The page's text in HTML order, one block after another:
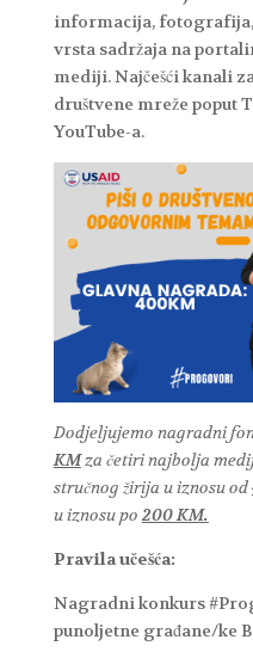
informacija,
vrsta sadržaja na
mediji. Najčešći kanali
društvene mreže poput
YouTube-a.
Dodjeljujemo nagradni
KMza četiri najbolja
stručnog žirija u iznosu od
u iznosu po200 KM.
Pravila učešća:
Nagradni konkurs
punoljetne građane/ke